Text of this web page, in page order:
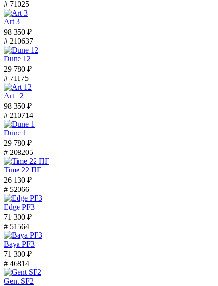
# 71025
Art 3
98 350 ₽
# 210637
Dune 12
29 780 ₽
# 71175
Art 12
98 350 ₽
# 210714
Dune 1
29 780 ₽
# 208205
Time 22 ПГ
26 130 ₽
# 52066
Edge PF3
71 300 ₽
# 51564
Baya PF3
71 300 ₽
# 46814
Gent SF2